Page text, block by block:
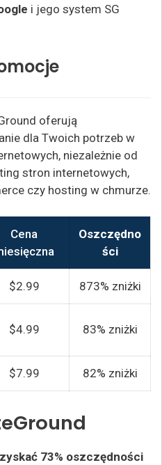
i jego system SG
oferują
dla Twoich potrzeb w
niezależnie od
stron internetowych,
czy hosting w chmurze.
Cena
Oszczędno
ści
$2.99 873% zniżki
$4.99 83% zniżki
$7.99 82% zniżki
73% oszczędności